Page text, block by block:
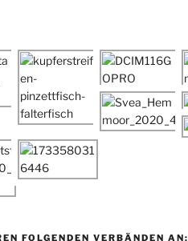
FOLGENDEN VERBÄNDEN AN: